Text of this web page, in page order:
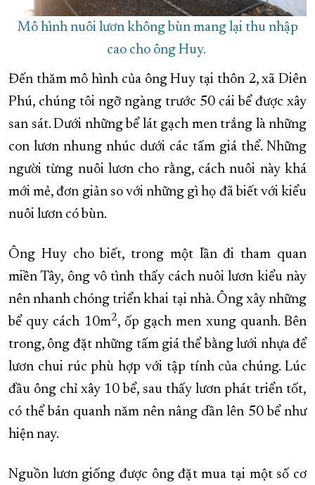
Mô hình nuôi lươn không bùn mang lại thu nhập
cao cho ông Huy.
Đến thăm mô hình của ông Huy tại thôn 2, xã Diên
Phú, chúng tôi ngỡ ngàng trước 50 cái bể được xây
san sát. Dưới những bể lát gạch men trắng là những
con lươn nhung nhúc dưới các tấm giá thể. Những
người từng nuôi lươn cho rằng, cách nuôi này khá
mới mẻ, đơn giản so với những gì họ đã biết với kiểu
nuôi lươn có bùn.
Ông Huy cho biết, trong một lần đi tham quan
miền Tây, ông vô tình thấy cách nuôi lươn kiểu này
nên nhanh chóng triển khai tại nhà. Ông xây những
bể quy cách 10m2, ốp gạch men xung quanh. Bên
trong, ông đặt những tấm giá thể bằng lưới nhựa để
lươn chui rúc phù hợp với tập tính của chúng. Lúc
đầu ông chỉ xây 10 bể, sau thấy lươn phát triển tốt,
có thể bán quanh năm nên nâng dần lên 50 bể như
hiện nay.
Nguồn lươn giống được ông đặt mua tại một số cơ